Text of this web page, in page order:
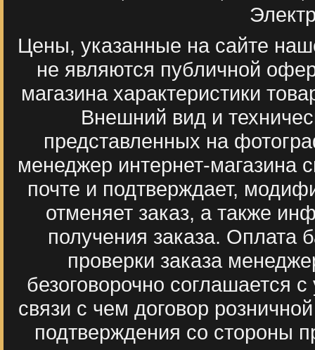
Цены, указанные на сайте
не являются публичной
магазина характеристики
Внешний вид и
представленных на
менеджер интернет-магазина
почте и подтверждает,
отменяет заказ, а также
получения заказа. Оплата
проверки заказа
безоговорочно соглашается
связи с чем договор
подтверждения со стороны